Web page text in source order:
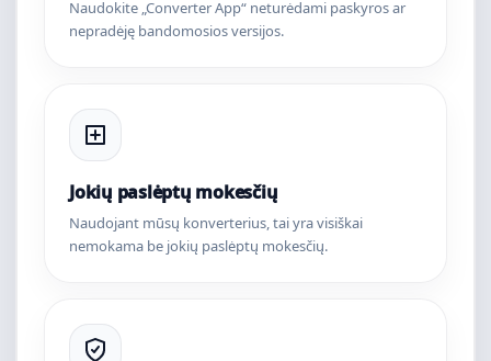
Naudokite „Converter App“ neturėdami paskyros ar
nepradėję bandomosios versijos.
Jokių paslėptų mokesčių
Naudojant mūsų konverterius, tai yra visiškai
nemokama be jokių paslėptų mokesčių.